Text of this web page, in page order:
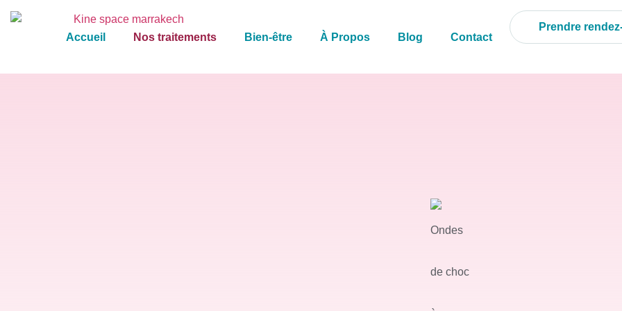
Accueil Nos traitements Bien-être À Propos Blog Contact
Prendre